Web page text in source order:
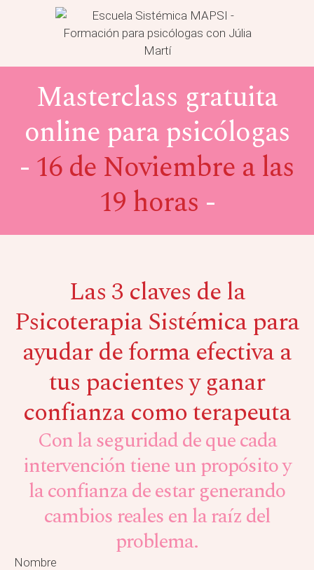
Masterclass gratuita
online para psicólogas
-16 de Noviembre a las
19 horas -
Las 3 claves de la
Psicoterapia Sistémica para
ayudar de forma efectiva a
tus pacientes y ganar
confianza como terapeuta
Con la seguridad de que cada
intervención tiene un propósito y
la confianza de estar generando
cambios reales en la raíz del
problema.
Nombre